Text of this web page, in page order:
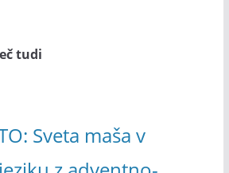
tudi
Sveta maša v